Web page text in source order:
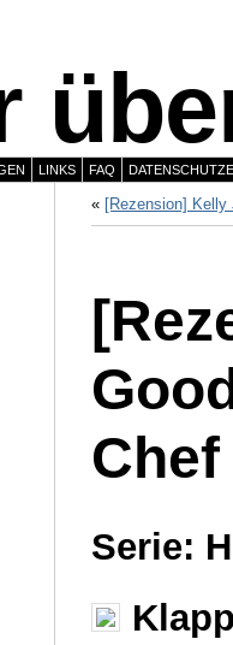
LINKS FAQ
« [Rezension]
Chef
Serie: